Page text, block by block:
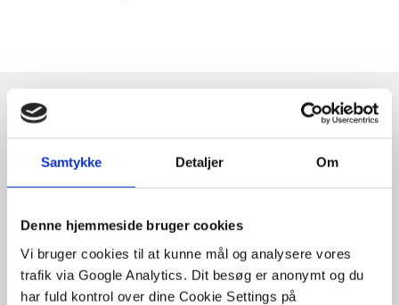
Samtykke Detaljer Om
Denne hjemmeside bruger cookies
Vi bruger cookies til at kunne mål og analysere vores
trafik via Google Analytics. Dit besøg er anonymt og du
har fuld kontrol over dine Cookie Settings på
Relaterede videoer og guides
Udforsk også..
CO2 udledningen fra din kost
Fedme – en epidemi. Individ eller
samfundsproblem?